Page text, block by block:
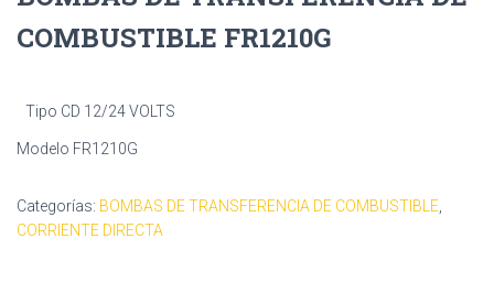
COMBUSTIBLE FR1210G
Tipo CD 12/24 VOLTS
Modelo FR1210G
Categorías: BOMBAS DE TRANSFERENCIA DE COMBUSTIBLE
CORRIENTE DIRECTA